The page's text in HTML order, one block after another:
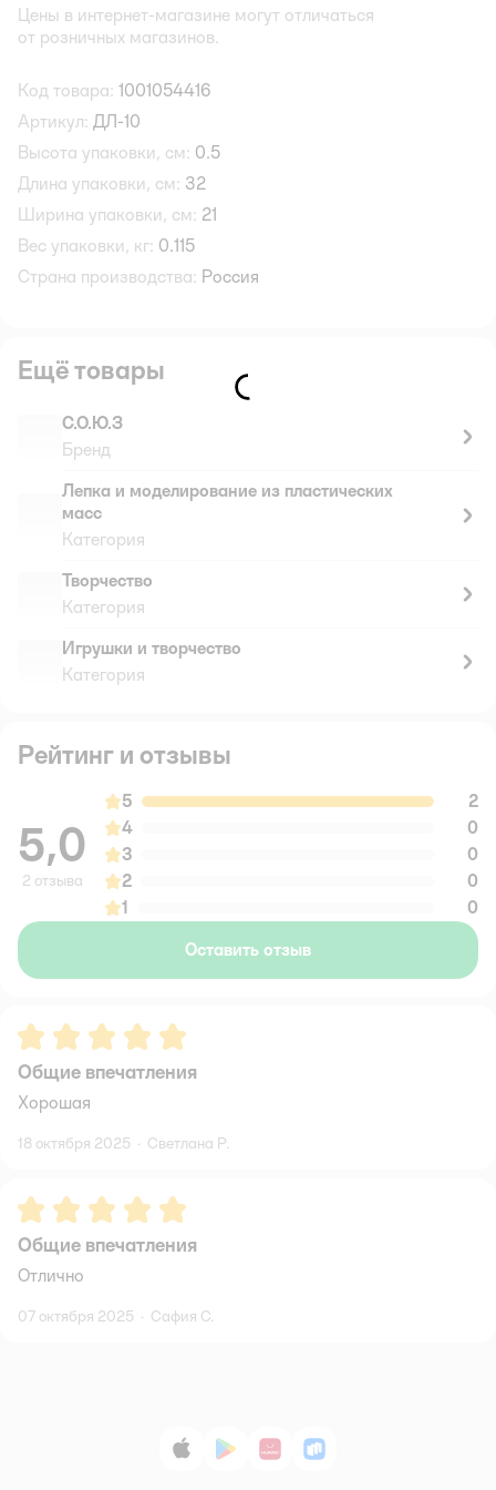
Цены в интернет-магазине могут отличаться
от розничных магазинов.
Код товара: 1001054416
Артикул: ДЛ-10
Высота упаковки, см: 0.5
Длина упаковки, см: 32
Ширина упаковки, см: 21
Вес упаковки, кг: 0.115
Страна производства: Россия
Ещё товары
С.О.Ю.З
Бренд
Лепка и моделирование из пластических
масс
Категория
Творчество
Категория
Игрушки и творчество
Категория
Рейтинг и отзывы
5,0
2 отзыва
5
2
4
0
3
0
2
0
1
0
Оставить отзыв
Рейтинг:5
Общие впечатления
Хорошая
18 октября 2025 · Светлана Р.
Рейтинг:5
Общие впечатления
Отлично
07 октября 2025 · Сафия С.
App StoreGoogle Play
AppGallery
RuStore